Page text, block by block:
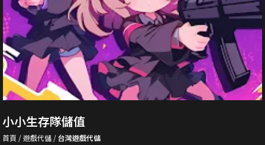
小小生存隊儲值
首頁 遊戲代儲 台灣遊戲代儲